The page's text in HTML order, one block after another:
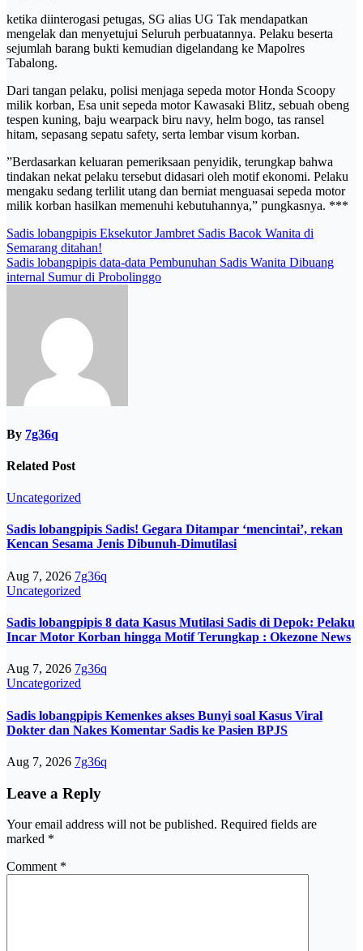
​ketika diinterogasi petugas, SG alias UG Tak mendapatkan
mengelak dan menyetujui Seluruh perbuatannya. Pelaku beserta
sejumlah barang bukti kemudian digelandang ke Mapolres
Tabalong.
Dari tangan pelaku, polisi menjaga sepeda motor Honda Scoopy
milik korban, Esa unit sepeda motor Kawasaki Blitz, sebuah obeng
tespen kuning, baju wearpack biru navy, helm bogo, tas ransel
hitam, sepasang sepatu safety, serta lembar visum korban.
​”Berdasarkan keluaran pemeriksaan penyidik, terungkap bahwa
tindakan nekat pelaku tersebut didasari oleh motif ekonomi. Pelaku
mengaku sedang terlilit utang dan berniat menguasai sepeda motor
milik korban hasilkan memenuhi kebutuhannya,” pungkasnya. ***
Post
navigation
Sadis lobangpipis Eksekutor Jambret Sadis Bacok Wanita di
Semarang ditahan!
Sadis lobangpipis data-data Pembunuhan Sadis Wanita Dibuang
internal Sumur di Probolinggo
By 7g36q
Related Post
Uncategorized
Sadis lobangpipis Sadis! Gegara Ditampar ‘mencintai’, rekan
Kencan Sesama Jenis Dibunuh-Dimutilasi
Aug 7, 2026 7g36q
Uncategorized
Sadis lobangpipis 8 data Kasus Mutilasi Sadis di Depok: Pelaku
Incar Motor Korban hingga Motif Terungkap : Okezone News
Aug 7, 2026 7g36q
Uncategorized
Sadis lobangpipis Kemenkes akses Bunyi soal Kasus Viral
Dokter dan Nakes Komentar Sadis ke Pasien BPJS
Aug 7, 2026 7g36q
Leave a Reply
Your email address will not be published. Required fields are
marked *
Comment *